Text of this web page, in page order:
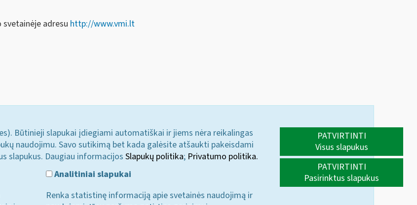
adresu http://www.vmi.lt
Būtinieji slapukai įdiegiami automatiškai ir jiems nėra reikalingas
naudojimu. Savo sutikimą bet kada galėsite atšaukti pakeisdami
slapukus. Daugiau informacijos Slapukų politika; Privatumo politika.
Analitiniai slapukai
Renka statistinę informaciją apie svetainės naudojimą ir
PATVIRTINTI
Visus slapukus
PATVIRTINTI
Pasirinktus slapukus